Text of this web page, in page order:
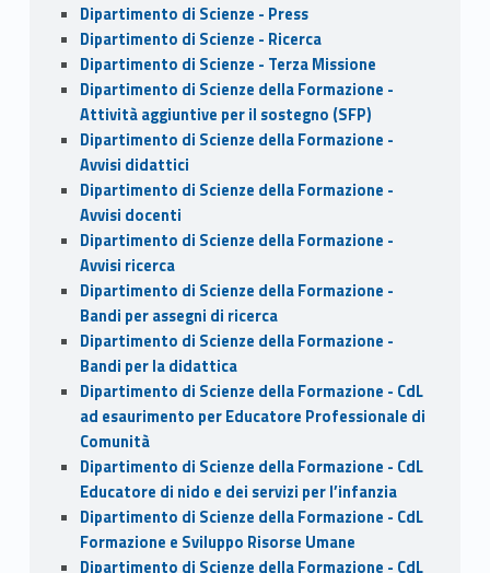
Dipartimento di Scienze - Press
Dipartimento di Scienze - Ricerca
Dipartimento di Scienze - Terza Missione
Dipartimento di Scienze della Formazione -
Attività aggiuntive per il sostegno (SFP)
Dipartimento di Scienze della Formazione -
Avvisi didattici
Dipartimento di Scienze della Formazione -
Avvisi docenti
Dipartimento di Scienze della Formazione -
Avvisi ricerca
Dipartimento di Scienze della Formazione -
Bandi per assegni di ricerca
Dipartimento di Scienze della Formazione -
Bandi per la didattica
Dipartimento di Scienze della Formazione - CdL
ad esaurimento per Educatore Professionale di
Comunità
Dipartimento di Scienze della Formazione - CdL
Educatore di nido e dei servizi per l’infanzia
Dipartimento di Scienze della Formazione - CdL
Formazione e Sviluppo Risorse Umane
Dipartimento di Scienze della Formazione - CdL